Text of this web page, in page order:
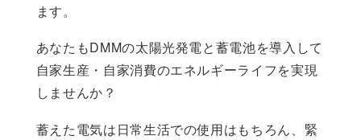
ます。
あなたもDMMの太陽光発電と蓄電池を導入して
自家生産・自家消費のエネルギーライフを実現
しませんか？
蓄えた電気は日常生活での使用はもちろん、緊